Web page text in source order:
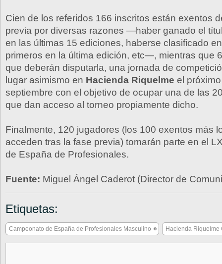
Cien de los referidos 166 inscritos están exentos
previa por diversas razones —haber ganado el
en las últimas 15 ediciones, haberse clasificado
primeros en la última edición, etc—, mientras que
que deberán disputarla, una jornada de
lugar asimismo en Hacienda Riquelme el
septiembre con el objetivo de ocupar una de las
que dan acceso al torneo propiamente dicho.
Finalmente, 120 jugadores (los 100 exentos más
acceden tras la fase previa) tomarán parte en el
de España de Profesionales.
Fuente: Miguel Ángel Caderot (Director de
Etiquetas:
Campeonato de España de Profesionales Masculino Hacienda Riquelme